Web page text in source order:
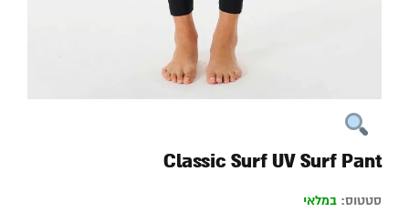
Classic Surf UV Surf Pant
סטטוס: במלאי